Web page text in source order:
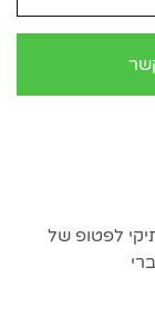
לפטופ של